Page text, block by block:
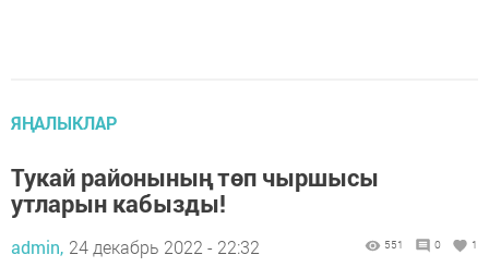
ЯҢАЛЫКЛАР
Тукай районының төп чыршысы
утларын кабызды!
admin, 24 декабрь 2022 - 22:32 551 0 1